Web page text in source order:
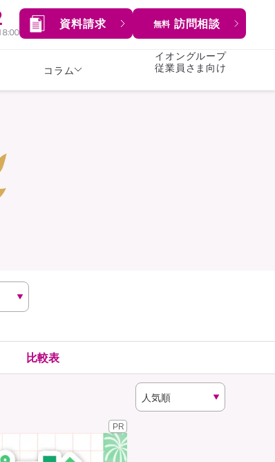
資料請求 無料 訪問相談
コラム
イオングループ
従業員さま向け
比較表
PR